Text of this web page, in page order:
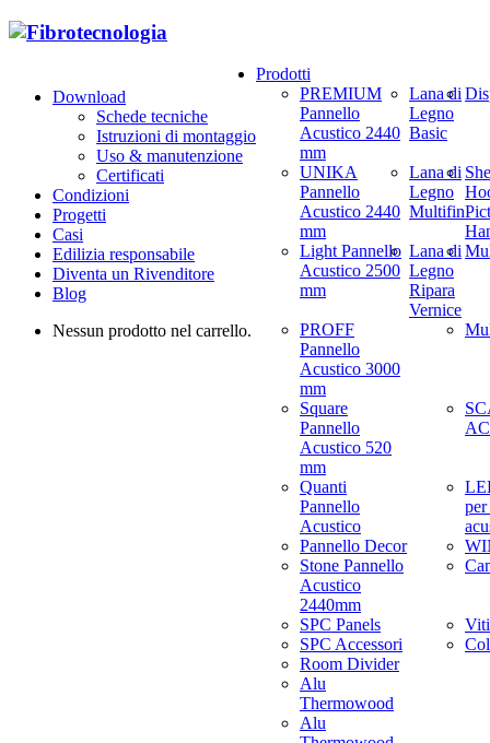
Download
Schede tecniche
Istruzioni di montaggio
Uso & manutenzione
Certificati
Condizioni
Progetti
Casi
Edilizia responsabile
Diventa un Rivenditore
Blog
Nessun prodotto nel carrello.
Prodotti
PREMIUM
Pannello
Acustico 2440
mm
UNIKA
Pannello
Acustico 2440
mm
Light Pannello
Acustico 2500
mm
PROFF
Pannello
Acustico 3000
mm
Square
Pannello
Acustico 520
mm
Quanti
Pannello
Acustico
Pannello Decor
Stone Pannello
Acustico
2440mm
SPC Panels
SPC Accessori
Room Divider
Alu
Thermowood
Alu
Lana di
Legno
Basic
Lana di
Legno
Multifin
Lana di
Legno
Ripara
Vernice
Viti